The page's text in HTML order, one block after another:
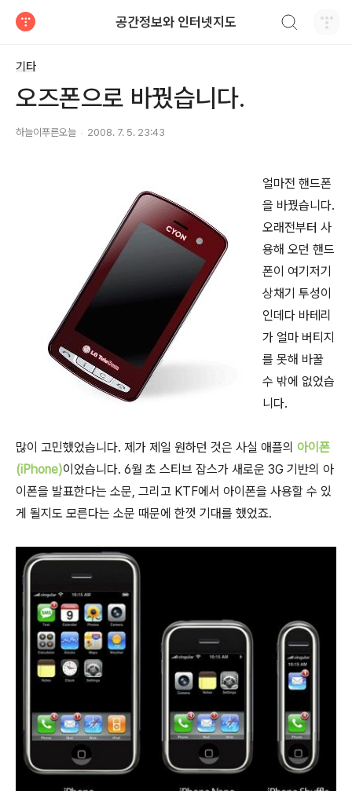
공간정보와 인터넷지도
기타
오즈폰으로 바꿨습니다.
하늘이푸른오늘 2008. 7. 5. 23:43
얼마전 핸드폰
을 바꿨습니다.
오래전부터 사
용해 오던 핸드
폰이 여기저기
상채기 투성이
인데다 바테리
가 얼마 버티지
를 못해 바꿀
수 밖에 없었습
니다.
많이 고민했었습니다. 제가 제일 원하던 것은 사실 애플의 아이폰
(iPhone)이었습니다. 6월 초 스티브 잡스가 새로운 3G 기반의 아
이폰을 발표한다는 소문, 그리고 KTF에서 아이폰을 사용할 수 있
게 될지도 모른다는 소문 때문에 한껏 기대를 했었죠.